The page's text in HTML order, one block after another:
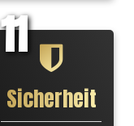
11
Sicherheit